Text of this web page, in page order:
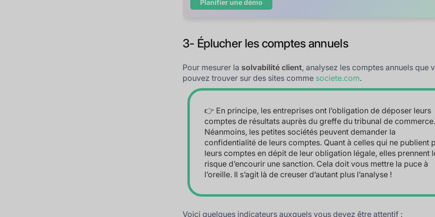
Planifier une démo
3- Éplucher les comptes annuels
Pour mesurer la solvabilité client, analysez les comptes annuels que
pouvez trouver sur des sites comme societe.com.
👉 En principe, les entreprises ont l’obligation de déposer leurs
comptes de résultats auprès du greffe du tribunal de commerce.
Néanmoins, les petites sociétés peuvent demander la
confidentialité de leurs comptes. Quant à celles qui ne publient
leurs comptes en dépit de leur obligation légale, elles prennent
risque d’encourir une sanction. Cela doit vous mettre la puce à
l’oreille. Il s’agit là de creuser d’autant plus l’analyse !
Voici quelques indicateurs auxquels vous devez être attentif :